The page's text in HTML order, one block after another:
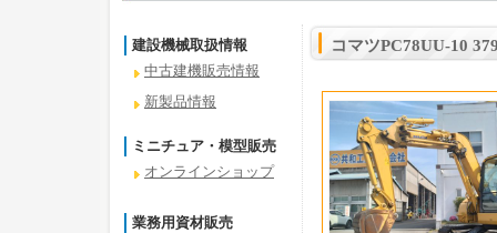
建設機械取扱情報
中古建機販売情報
新製品情報
ミニチュア・模型販売
オンラインショップ
業務用資材販売
コマツPC78UU-10